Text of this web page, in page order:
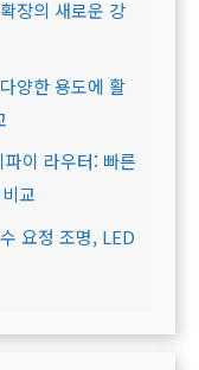
장의 새로운 강
양한 용도에 활
이 라우터: 빠른
교
요정 조명, LED